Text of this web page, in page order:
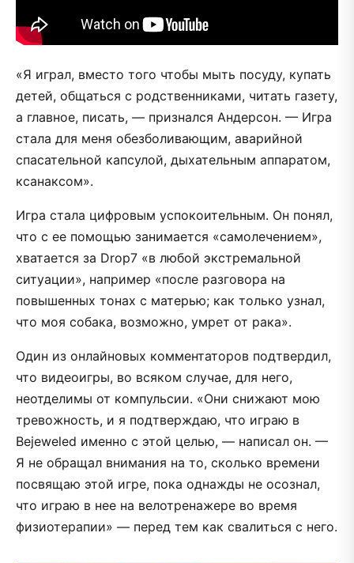
«Я играл, вместо того чтобы мыть посуду, купать
детей, общаться с родственниками, читать газету,
а главное, писать, — признался Андерсон. — Игра
стала для меня обезболивающим, аварийной
спасательной капсулой, дыхательным аппаратом,
ксанаксом».
Игра стала цифровым успокоительным. Он понял,
что с ее помощью занимается «самолечением»,
хватается за Drop7 «в любой экстремальной
ситуации», например «после разговора на
повышенных тонах с матерью; как только узнал,
что моя собака, возможно, умрет от рака».
Один из онлайновых комментаторов подтвердил,
что видеоигры, во всяком случае, для него,
неотделимы от компульсии. «Они снижают мою
тревожность, и я подтверждаю, что играю в
Bejeweled именно с этой целью, — написал он. —
Я не обращал внимания на то, сколько времени
посвящаю этой игре, пока однажды не осознал,
что играю в нее на велотренажере во время
физиотерапии» — перед тем как свалиться с него.